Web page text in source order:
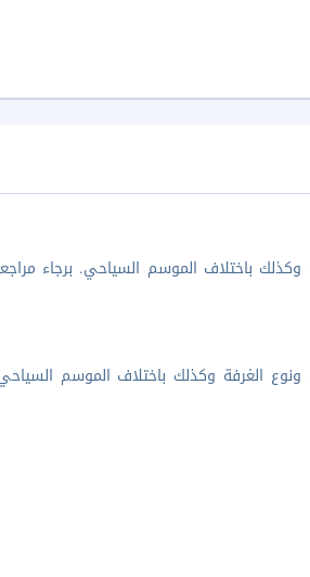
باختلاف الموسم السياحي. برجاء
الغرفة وكذلك باختلاف الموسم